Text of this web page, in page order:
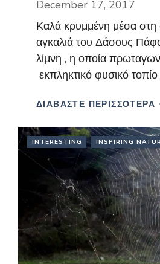
December 17, 2017
Καλά κρυμμένη μέσα στη
αγκαλιά του Δάσους
λίμνη , η οποία
εκπληκτικό φυσικό τοπίο
ΔΙΑΒΑΣΤΕ ΠΕΡΙΣΣΟΤΕΡΑ
INTERESTING INSPIRING